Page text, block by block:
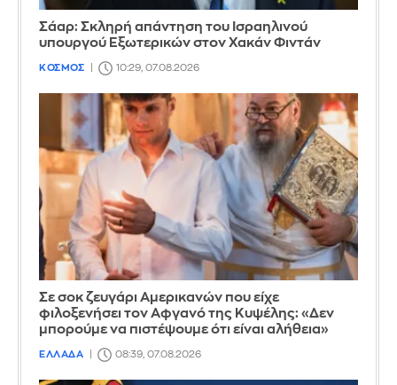
Σάαρ: Σκληρή απάντηση του Ισραηλινού
υπουργού Εξωτερικών στον Χακάν Φιντάν
ΚΟΣΜΟΣ 10:29, 07.08.2026
Σε σοκ ζευγάρι Αμερικανών που είχε
φιλοξενήσει τον Αφγανό της Κυψέλης: «Δεν
μπορούμε να πιστέψουμε ότι είναι αλήθεια»
ΕΛΛΑΔΑ 08:39, 07.08.2026